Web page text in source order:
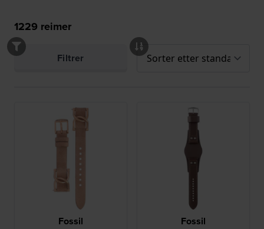
1229 reimer
Filtrer
Fossil Fossil